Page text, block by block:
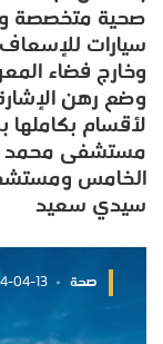
صحية متخصصة
سيارات
وخارج فضاء
وضع رهن
لأقسام
مستشفى محمد
الخامس
سيدي سعيد
صحة 13 13:30:01